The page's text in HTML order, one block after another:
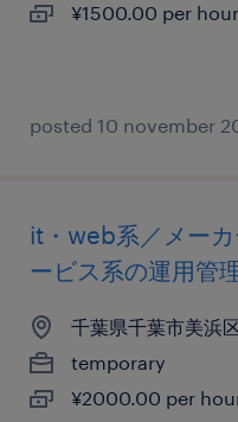
¥1500.00 per hour
posted 10 november
it・web系／メー
ービス系の運用管
千葉県千葉市美浜
temporary
¥2000.00 per